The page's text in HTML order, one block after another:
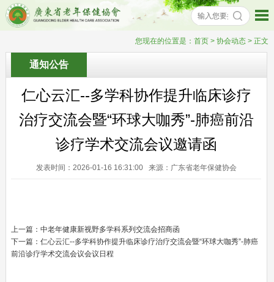
您现在的位置是：首页 > 协会动态 > 正文
通知公告
仁心云汇--多学科协作提升临床诊疗
治疗交流会暨“环球大咖秀”-肺癌前沿
诊疗学术交流会议邀请函
发表时间：2026-01-16 16:31:00 来源：广东省老年保健协会
上一篇：中老年健康新视野多学科系列交流会招商函
下一篇：仁心云汇--多学科协作提升临床诊疗治疗交流会暨“环球大咖秀”-肺癌
前沿诊疗学术交流会议会议日程